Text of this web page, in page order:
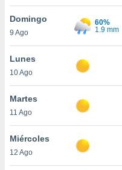
de
cookies
aceptar
Domingo
9 Ago
60%
1.9 mm
Lunes
10 Ago
Martes
11 Ago
Miércoles
12 Ago